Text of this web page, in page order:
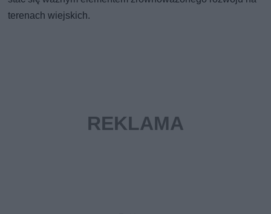
terenach wiejskich.